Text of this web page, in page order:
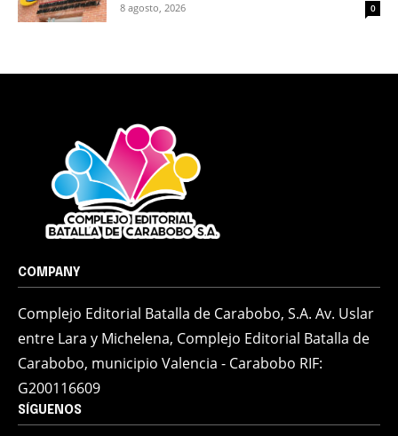
8 agosto, 2026 0
COMPANY
Complejo Editorial Batalla de Carabobo, S.A. Av. Uslar
entre Lara y Michelena, Complejo Editorial Batalla de
Carabobo, municipio Valencia - Carabobo RIF:
G200116609
SÍGUENOS